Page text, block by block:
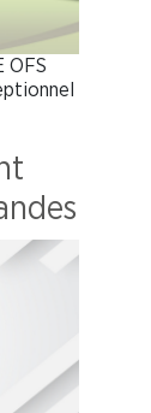
OFS